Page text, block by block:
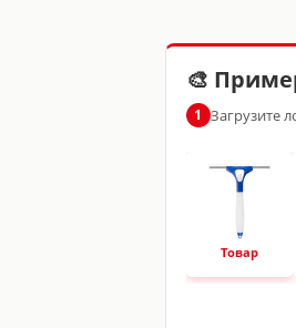
🎨
1 Загрузите
Товар